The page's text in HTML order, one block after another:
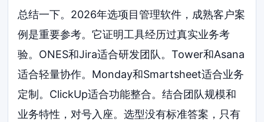
总结一下。2026年选项目管理软件，成熟客户案
例是重要参考。它证明工具经历过真实业务考
验。ONES和Jira适合研发团队。Tower和Asana
适合轻量协作。Monday和Smartsheet适合业务
定制。ClickUp适合功能整合。结合团队规模和
业务特性，对号入座。选型没有标准答案，只有